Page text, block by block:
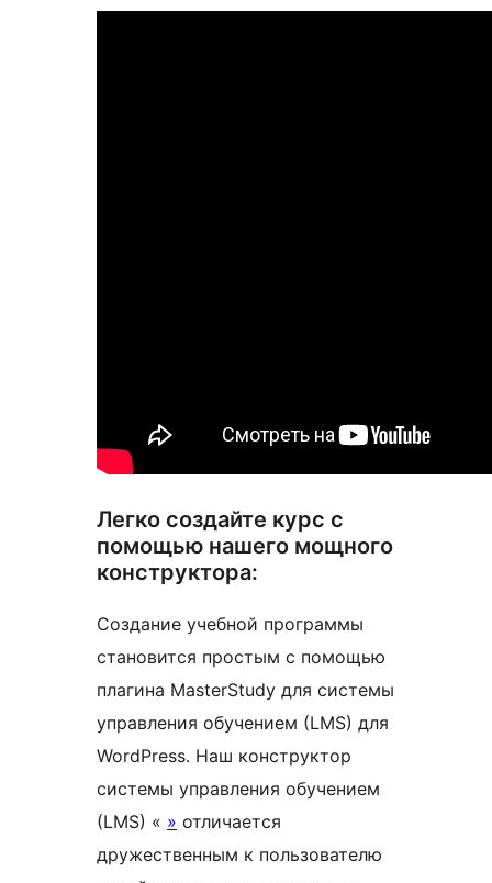
Легко создайте курс с
помощью нашего мощного
конструктора:
Создание учебной программы
становится простым с помощью
плагина MasterStudy для системы
управления обучением (LMS) для
WordPress. Наш конструктор
системы управления обучением
(LMS) « » отличается
дружественным к пользователю